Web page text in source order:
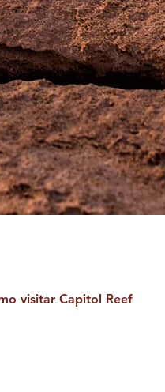
visitar Capitol Reef